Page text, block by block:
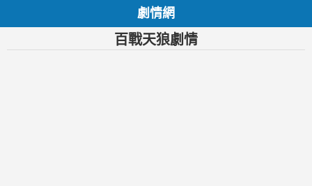
劇情網
百戰天狼劇情